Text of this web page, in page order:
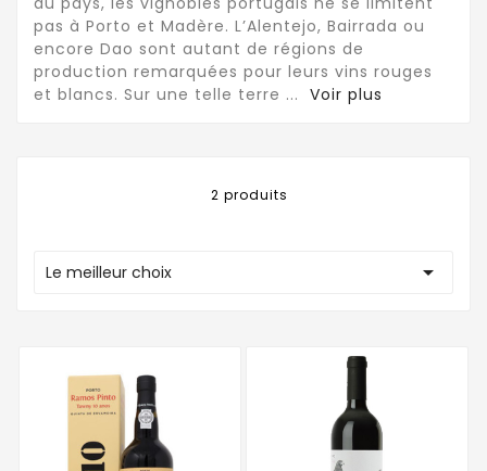
pas à Porto et Madère. L’Alentejo, Bairrada ou
encore Dao sont autant de régions de
production remarquées pour leurs vins rouges
et blancs. Sur une telle terre ... Voir plus
2 produits
Le meilleur choix 